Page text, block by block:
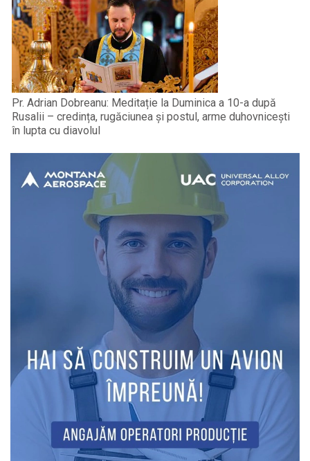
Pr. Adrian Dobreanu: Meditație la Duminica a 10-a după
Rusalii – credința, rugăciunea și postul, arme duhovnicești
în lupta cu diavolul